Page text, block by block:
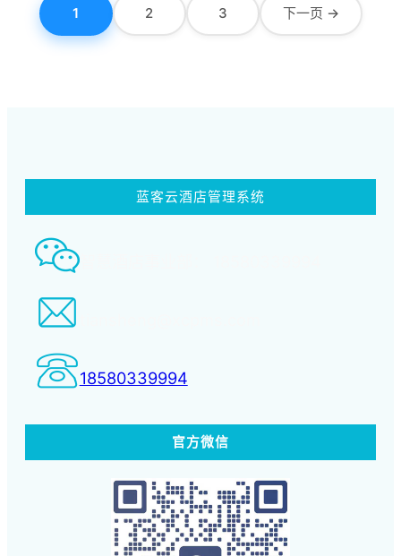
1 2 3 下一页 →
蓝客云酒店管理系统
智慧酒店事业部： 18580339994
18580339994
官方微信